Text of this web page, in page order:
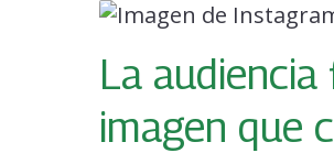
La
imagen que